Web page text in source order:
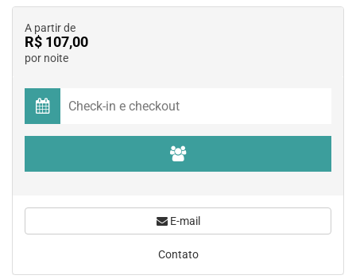
A partir de
R$ 107,00
por noite
E-mail
Contato